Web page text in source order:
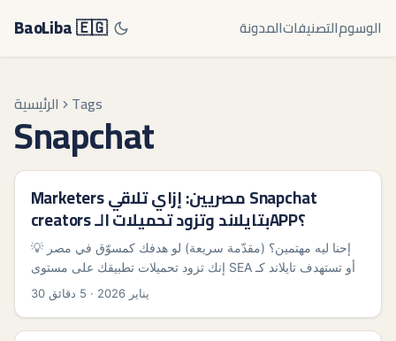
BaoLiba 🇪🇬 المدونةالتصنيفاتالوسوم
الرئيسية Tags
Snapchat
Marketers مصريين: إزاي تلاقي Snapchat
creators بتايلاند وتزود تحميلات الـAPP؟
💡 إحنا ليه مهتمين؟ (مقدّمة سريعة) لو هدفك كمسوّق في مصر
إنك تزود تحميلات تطبيقك على مستوى SEA أو تستهدف تايلاند كـ
market، Snapchat ممكن يبقى المفتاح لو عرفنا نلاقي Creators30 يناير 2026 · 5 دقائق